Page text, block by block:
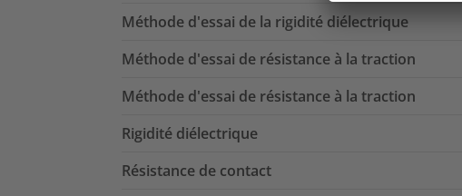
Méthode d'essai de la rigidité diélectrique
Méthode d'essai de résistance à la traction
Méthode d'essai de résistance à la traction
Rigidité diélectrique
Résistance de contact